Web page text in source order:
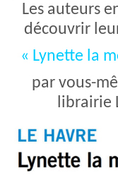
Les auteurs
découvrir
« Lynette la
par vous-
librairie